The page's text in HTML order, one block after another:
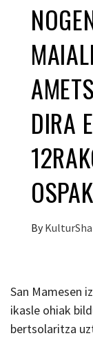
DIRA
By
San Mamesen
ikasle ohiak
bertsolaritza